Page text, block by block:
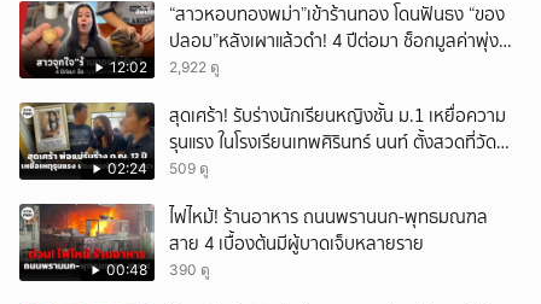
12:02
“สาวหอบทองพม่า”เข้าร้านทอง โดนฟันธง “ของ
ปลอม”หลังเผาแล้วดำ! 4 ปีต่อมา ช็อกมูลค่าพุ่ง
มหาศาล!
2,922 ดู
02:24
สุดเศร้า! รับร่างนักเรียนหญิงชั้น ม.1 เหยื่อความ
รุนแรง ในโรงเรียนเทพศิรินทร์ นนท์ ตั้งสวดที่วัด
ลาดปลาดุก
509 ดู
00:48
ไฟไหม้! ร้านอาหาร ถนนพรานนก-พุทธมณฑล
สาย 4 เบื้องต้นมีผู้บาดเจ็บหลายราย
390 ดู